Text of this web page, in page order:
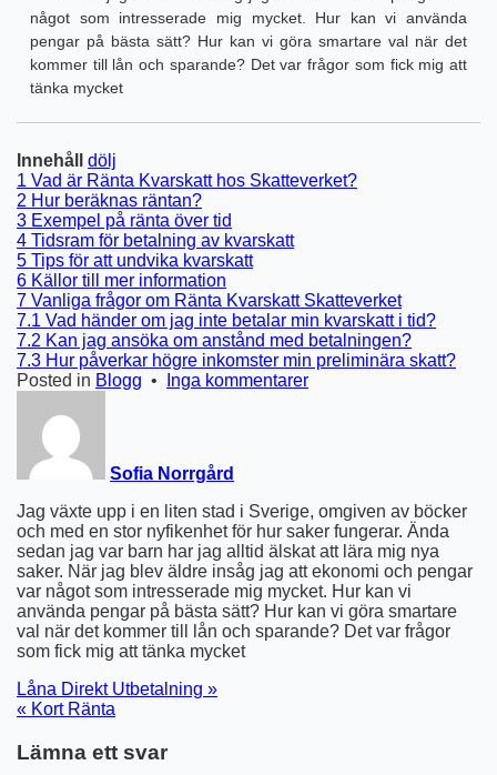
något som intresserade mig mycket. Hur kan vi använda
pengar på bästa sätt? Hur kan vi göra smartare val när det
kommer till lån och sparande? Det var frågor som fick mig att
tänka mycket
Innehåll
dölj
1 Vad är Ränta Kvarskatt hos Skatteverket?
2 Hur beräknas räntan?
3 Exempel på ränta över tid
4 Tidsram för betalning av kvarskatt
5 Tips för att undvika kvarskatt
6 Källor till mer information
7 Vanliga frågor om Ränta Kvarskatt Skatteverket
7.1 Vad händer om jag inte betalar min kvarskatt i tid?
7.2 Kan jag ansöka om anstånd med betalningen?
7.3 Hur påverkar högre inkomster min preliminära skatt?
Posted in Blogg • Inga kommentarertill
Sofia Norrgård
Jag växte upp i en liten stad i Sverige, omgiven av böcker
och med en stor nyfikenhet för hur saker fungerar. Ända
sedan jag var barn har jag alltid älskat att lära mig nya
saker. När jag blev äldre insåg jag att ekonomi och pengar
var något som intresserade mig mycket. Hur kan vi
använda pengar på bästa sätt? Hur kan vi göra smartare
val när det kommer till lån och sparande? Det var frågor
som fick mig att tänka mycket
Inläggsnavigering
Låna Direkt Utbetalning »
« Kort Ränta
Lämna ett svar